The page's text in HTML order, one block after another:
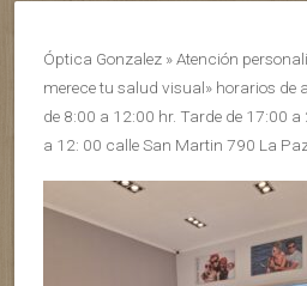
Óptica Gonzalez » Atención
merece tu salud visual» horarios de
de 8:00 a 12:00 hr. Tarde de 17:00
a 12: 00 calle San Martin 790 La